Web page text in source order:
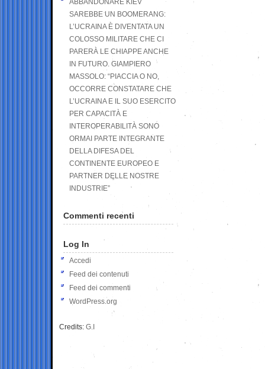
ABBANDONARE KIEV
SAREBBE UN BOOMERANG:
L’UCRAINA È DIVENTATA UN
COLOSSO MILITARE CHE CI
PARERÀ LE CHIAPPE ANCHE
IN FUTURO. GIAMPIERO
MASSOLO: “PIACCIA O NO,
OCCORRE CONSTATARE CHE
L’UCRAINA E IL SUO ESERCITO
PER CAPACITÀ E
INTEROPERABILITÀ SONO
ORMAI PARTE INTEGRANTE
DELLA DIFESA DEL
CONTINENTE EUROPEO E
PARTNER DELLE NOSTRE
INDUSTRIE”
Commenti recenti
Log In
Accedi
Feed dei contenuti
Feed dei commenti
WordPress.org
Credits: G.I